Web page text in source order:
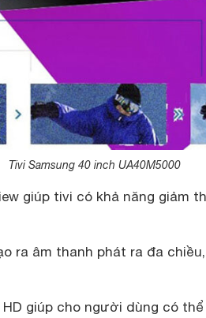
Tivi Samsung 40 inch UA40M5000
giúp tivi có khả năng giảm
ra âm thanh phát ra đa
HD giúp cho người dùng có